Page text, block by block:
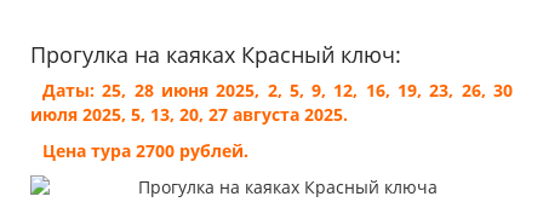
Прогулка на каяках Красный ключ:
Даты: 25, 28 июня 2025, 2, 5, 9, 12, 16, 19, 23, 26, 30
июля 2025, 5, 13, 20, 27 августа 2025.
Цена тура 2700 рублей.